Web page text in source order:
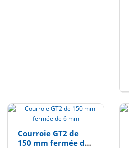
Courroie GT2 de
150 mm fermée de